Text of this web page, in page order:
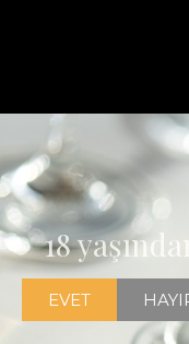
18
EVET